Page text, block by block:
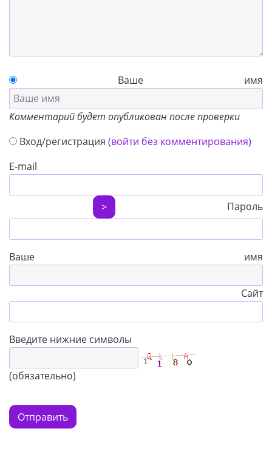
Ваше имя
Комментарий будет опубликован после проверки
Вход/регистрация (войти без комментирования)
E-mail
> Пароль
Ваше имя
Сайт
Введите нижние символы
(обязательно)
Отправить